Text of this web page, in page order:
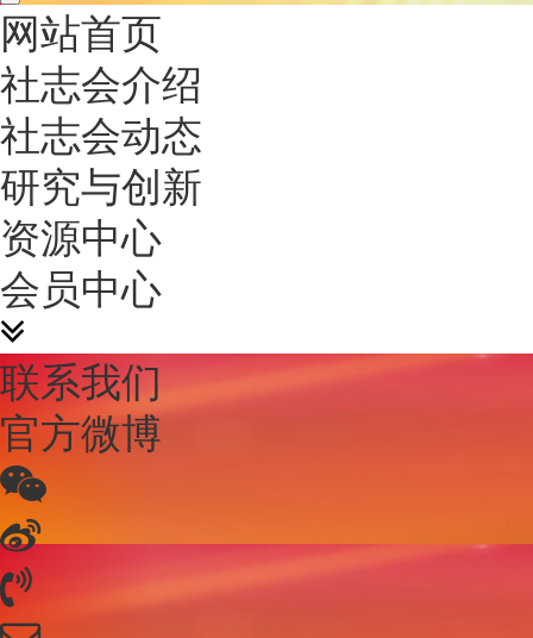
网站首页
社志会介绍
社志会动态
研究与创新
资源中心
会员中心
联系我们
官方微博